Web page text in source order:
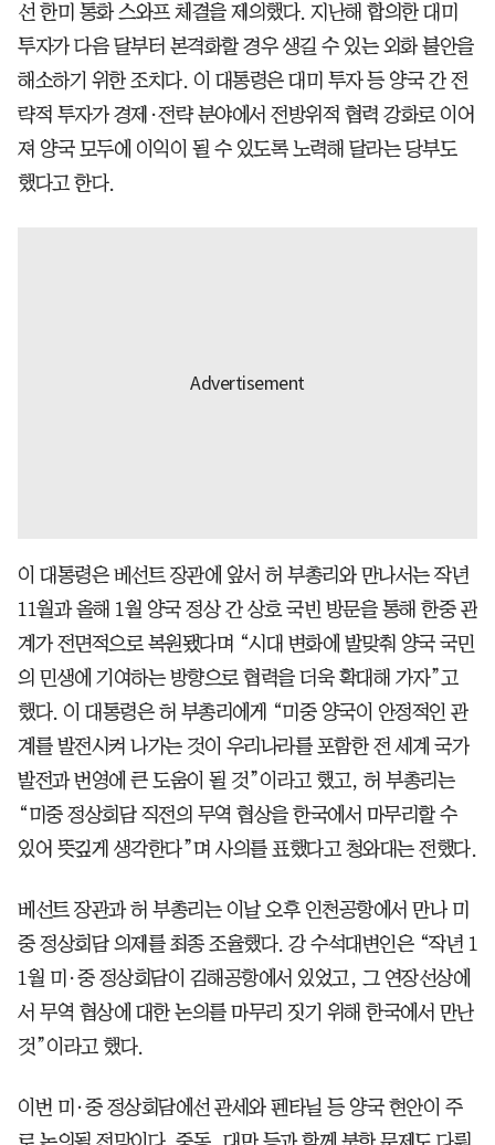
선 한미 통화 스와프 체결을 제의했다. 지난해 합의한 대미
투자가 다음 달부터 본격화할 경우 생길 수 있는 외화 불안을
해소하기 위한 조치다. 이 대통령은 대미 투자 등 양국 간 전
략적 투자가 경제·전략 분야에서 전방위적 협력 강화로 이어
져 양국 모두에 이익이 될 수 있도록 노력해 달라는 당부도
했다고 한다.
이 대통령은 베선트 장관에 앞서 허 부총리와 만나서는 작년
11월과 올해 1월 양국 정상 간 상호 국빈 방문을 통해 한중 관
계가 전면적으로 복원됐다며 “시대 변화에 발맞춰 양국 국민
의 민생에 기여하는 방향으로 협력을 더욱 확대해 가자”고
했다. 이 대통령은 허 부총리에게 “미중 양국이 안정적인 관
계를 발전시켜 나가는 것이 우리나라를 포함한 전 세계 국가
발전과 번영에 큰 도움이 될 것”이라고 했고, 허 부총리는
“미중 정상회담 직전의 무역 협상을 한국에서 마무리할 수
있어 뜻깊게 생각한다”며 사의를 표했다고 청와대는 전했다.
베선트 장관과 허 부총리는 이날 오후 인천공항에서 만나 미
중 정상회담 의제를 최종 조율했다. 강 수석대변인은 “작년 1
1월 미·중 정상회담이 김해공항에서 있었고, 그 연장선상에
서 무역 협상에 대한 논의를 마무리 짓기 위해 한국에서 만난
것”이라고 했다.
이번 미·중 정상회담에선 관세와 펜타닐 등 양국 현안이 주